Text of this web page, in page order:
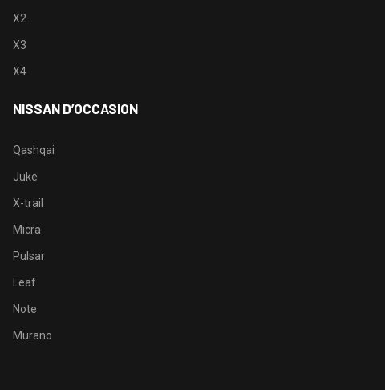
X2
X3
X4
NISSAN D’OCCASION
Qashqai
Juke
X-trail
Micra
Pulsar
Leaf
Note
Murano